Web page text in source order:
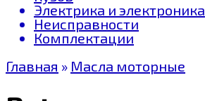
Электрика и электроника
Неисправности
Комплектации
Главная » Масла моторные